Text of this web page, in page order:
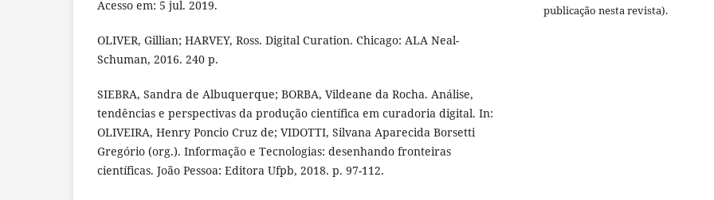
Acesso em: 5 jul. 2019.
OLIVER, Gillian; HARVEY, Ross. Digital Curation. Chicago: ALA Neal-
Schuman, 2016. 240 p.
SIEBRA, Sandra de Albuquerque; BORBA, Vildeane da Rocha. Análise,
tendências e perspectivas da produção científica em curadoria digital. In:
OLIVEIRA, Henry Poncio Cruz de; VIDOTTI, Silvana Aparecida Borsetti
Gregório (org.). Informação e Tecnologias: desenhando fronteiras
científicas. João Pessoa: Editora Ufpb, 2018. p. 97-112.
publicação nesta revista).